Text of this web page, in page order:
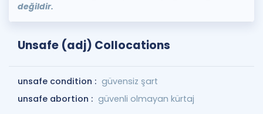
değildir.
Unsafe (adj) Collocations
unsafe condition : güvensiz şart
unsafe abortion : güvenli olmayan kürtaj